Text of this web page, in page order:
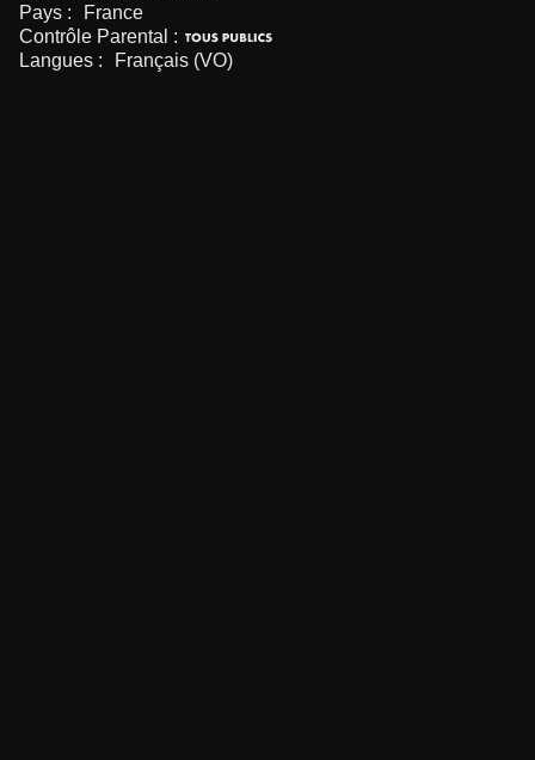
Pays :
France
Contrôle Parental :
Langues :
Français (VO)